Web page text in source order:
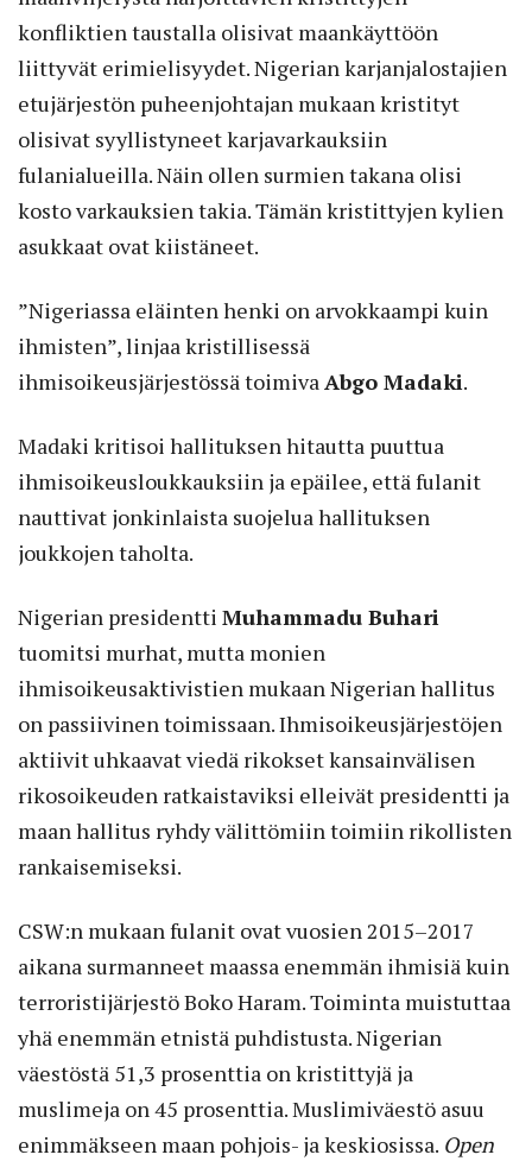
konfliktien taustalla olisivat maankäyttöön
liittyvät erimielisyydet. Nigerian karjanjalostajien
etujärjestön puheenjohtajan mukaan kristityt
olisivat syyllistyneet karjavarkauksiin
fulanialueilla. Näin ollen surmien takana olisi
kosto varkauksien takia. Tämän kristittyjen kylien
asukkaat ovat kiistäneet.
”Nigeriassa eläinten henki on arvokkaampi kuin
ihmisten”, linjaa kristillisessä
ihmisoikeusjärjestössä toimivaAbgo Madaki.
Madaki kritisoi hallituksen hitautta puuttua
ihmisoikeusloukkauksiin ja epäilee, että fulanit
nauttivat jonkinlaista suojelua hallituksen
joukkojen taholta.
Nigerian presidentti Muhammadu Buhari
tuomitsi murhat, mutta monien
ihmisoikeusaktivistien mukaan Nigerian hallitus
on passiivinen toimissaan. Ihmisoikeusjärjestöjen
aktiivit uhkaavat viedä rikokset kansainvälisen
rikosoikeuden ratkaistaviksi elleivät presidentti ja
maan hallitus ryhdy välittömiin toimiin rikollisten
rankaisemiseksi.
CSW:n mukaan fulanit ovat vuosien 2015–2017
aikana surmanneet maassa enemmän ihmisiä kuin
terroristijärjestö Boko Haram. Toiminta muistuttaa
yhä enemmän etnistä puhdistusta. Nigerian
väestöstä 51,3 prosenttia on kristittyjä ja
muslimeja on 45 prosenttia. Muslimiväestö asuu
enimmäkseen maan pohjois- ja keskiosissa. Open